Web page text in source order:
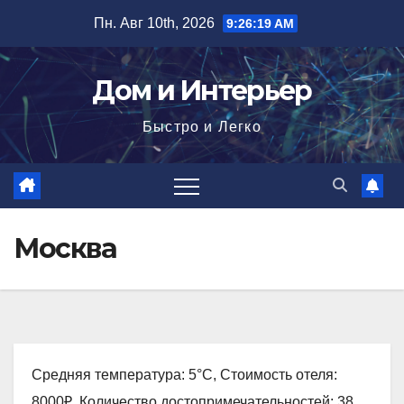
содержимому
Пн. Авг 10th, 2026 9:26:20 AM
Дом и Интерьер
Быстро и Легко
Москва
Средняя температура: 5°C, Стоимость отеля: